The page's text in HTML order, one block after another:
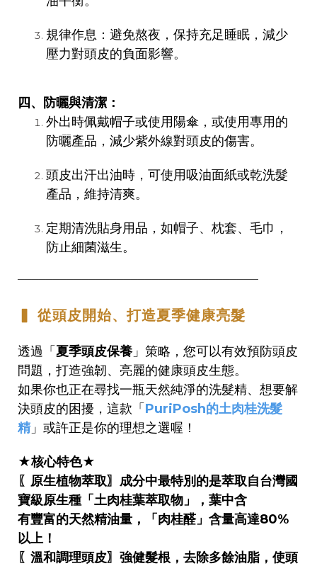
規律作息：避免熬夜，保持充足睡眠，減少
壓力對頭皮的負面影響。
四、防曬與清潔：
外出時佩戴帽子或使用陽傘，或使用專用的
防曬產品，減少紫外線對頭皮的傷害。
頭皮出汗出油時，可使用吸油面紙或乾洗髮
產品，維持清爽。
定期清洗貼身用品，如帽子、枕套、毛巾，
防止細菌滋生。
──────────────────────────────────
▍ 從頭皮開始、打造夏季健康亮髮
透過「夏季頭皮保養」策略，您可以有效預防頭皮
問題，打造強韌、亮麗的健康頭皮生態。
如果你也正在尋找一瓶天然純淨的洗髮精、想要解
決頭皮的困擾，這款「PuriPosh的土肉桂洗髮
精」或許正是你的理想之選喔！
★核心特色★
〖原生植物萃取〗成分中最特別的是萃取自台灣國
寶級原生種「土肉桂葉萃取物」，葉中含
有豐富的天然精油量，「肉桂醛」含量高達80%
以上！
〖溫和調理頭皮〗強健髮根，去除多餘油脂，使頭